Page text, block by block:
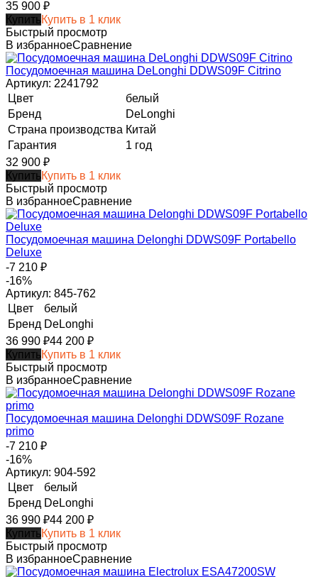
35 900 ₽
КупитьКупить в 1 клик
Быстрый просмотр
В избранноеСравнение
Посудомоечная машина DeLonghi DDWS09F Citrino
Артикул: 2241792
Цвет
белый
Бренд
DeLonghi
Страна производства Китай
Гарантия
1 год
32 900 ₽
КупитьКупить в 1 клик
Быстрый просмотр
В избранноеСравнение
Посудомоечная машина Delonghi DDWS09F Portabello
Deluxe
-7 210 ₽
-16%
Артикул: 845-762
Цвет
белый
Бренд DeLonghi
36 990 ₽44 200 ₽
КупитьКупить в 1 клик
Быстрый просмотр
В избранноеСравнение
Посудомоечная машина Delonghi DDWS09F Rozane
primo
-7 210 ₽
-16%
Артикул: 904-592
Цвет
белый
Бренд DeLonghi
36 990 ₽44 200 ₽
КупитьКупить в 1 клик
Быстрый просмотр
В избранноеСравнение